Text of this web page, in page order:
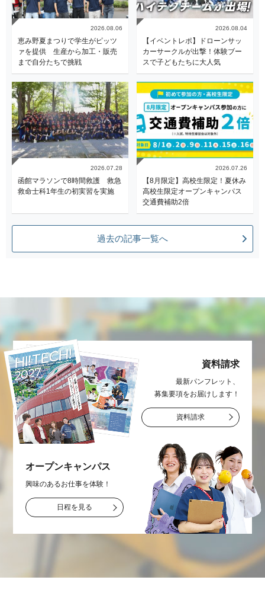
2026.08.06
恵み野夏まつりで学生がピッツ
ァを提供 生産から加工・販売
まで自分たちで挑戦
2026.08.04
【イベントレポ】ドローンサッ
カーサークルが出撃！体験ブー
スで子どもたちに大人気
2026.07.28
函館マラソンで8時間救護 救急
救命士科1年生の初実習を実施
2026.07.26
【8月限定】高校生限定！夏休み
高校生限定オープンキャンパス
交通費補助2倍
過去の記事一覧へ
資料請求
最新パンフレット、
募集要項をお届け します！
資料請求
オープンキャンパス
興味のあるお仕事を体験！
日程を見る